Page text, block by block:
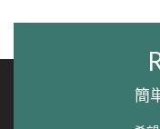
簡